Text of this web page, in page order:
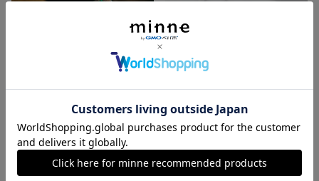
2,400円
ダウンロード販売
2,400円